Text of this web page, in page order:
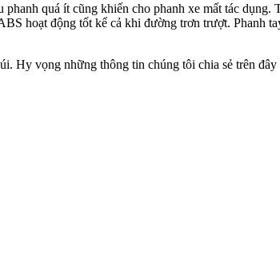
quá ít cũng khiến cho phanh xe mất tác dụng.
hoạt động tốt kể cả khi đường trơn trượt. Phanh
Hy vọng những thông tin chúng tôi chia sẻ trên